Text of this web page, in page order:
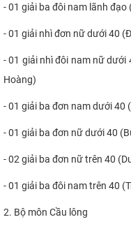
- 01 giải ba đôi nam lãnh đạo
- 01 giải nhì đơn nữ dưới 40
- 01 giải nhì đôi nam nữ dưới
Hoàng)
- 01 giải ba đơn nam dưới 40
- 01 giải ba đơn nữ dưới 40
- 02 giải ba đơn nữ trên 40
- 01 giải ba đôi nam trên 40
2. Bộ môn Cầu lông